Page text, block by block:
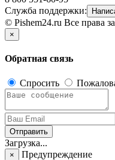
Служба поддержки:
© Pishem24.ru Все права
×
Обратная связь
Спросить
Отправить
Загрузка...
× Предупреждение